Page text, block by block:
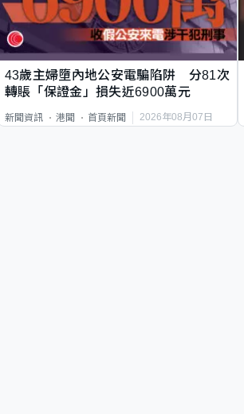
43歲主婦墮內地公安電騙陷阱 分81次
轉賬「保證金」損失近6900萬元
新聞資訊 港聞 首頁新聞 2026年08月07日